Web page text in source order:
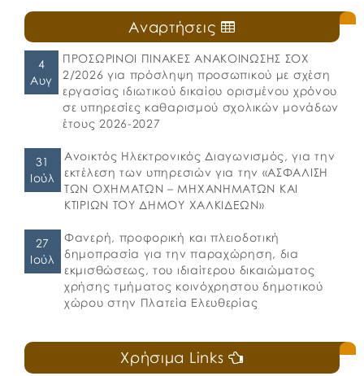
Αναρτήσεις
4
Αυγ
ΠΡΟΣΩΡΙΝΟΙ ΠΙΝΑΚΕΣ ΑΝΑΚΟΙΝΩΣΗΣ ΣΟΧ
2/2026 για πρόσληψη προσωπικού με σχέση
εργασίας ιδιωτικού δικαίου ορισμένου χρόνου
σε υπηρεσίες καθαρισμού σχολικών μονάδων
έτους 2026-2027
31
Ιούλ
Ανοικτός Ηλεκτρονικός Διαγωνισμός, για την
εκτέλεση των υπηρεσιών για την «ΑΣΦΑΛΙΣΗ
ΤΩΝ ΟΧΗΜΑΤΩΝ – ΜΗΧΑΝΗΜΑΤΩΝ ΚΑΙ
ΚΤΙΡΙΩΝ ΤΟΥ ΔΗΜΟΥ ΧΑΛΚΙΔΕΩΝ»
27
Ιούλ
Φανερή, προφορική και πλειοδοτική
δημοπρασία για την παραχώρηση, δια
εκμισθώσεως, του ιδιαίτερου δικαιώματος
χρήσης τμήματος κοινόχρηστου δημοτικού
χώρου στην Πλατεία Ελευθερίας
Χρήσιμα Links